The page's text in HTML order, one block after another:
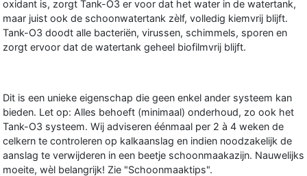
oxidant is, zorgt Tank-O3 er voor dat het water in de watertank,
maar juist ook de schoonwatertank zèlf, volledig kiemvrij blijft.
Tank-O3 doodt alle bacteriën, virussen, schimmels, sporen en
zorgt ervoor dat de watertank geheel biofilmvrij blijft.
Dit is een unieke eigenschap die geen enkel ander systeem kan
bieden. Let op: Alles behoeft (minimaal) onderhoud, zo ook het
Tank-O3 systeem. Wij adviseren éénmaal per 2 à 4 weken de
celkern te controleren op kalkaanslag en indien noodzakelijk de
aanslag te verwijderen in een beetje schoonmaakazijn. Nauwelijks
moeite, wèl belangrijk! Zie "Schoonmaaktips".